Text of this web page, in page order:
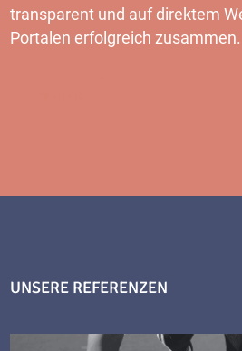
transparent und auf direktem
Portalen erfolgreich zusammen.
UNSERE REFERENZEN